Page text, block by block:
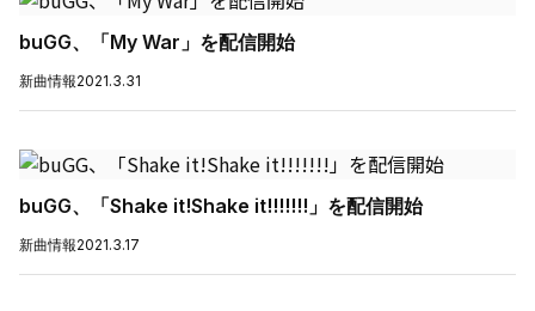
buGG、「My War」を配信開始
新曲情報2021.3.31
buGG、「Shake it!Shake it!!!!!!!」を配信開始
新曲情報2021.3.17